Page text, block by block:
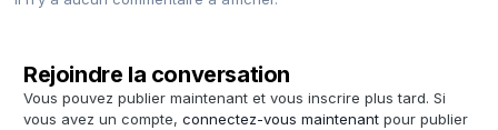
Rejoindre la conversation
Vous pouvez publier maintenant et vous inscrire plus tard. Si
vous avez un compte, connectez-vous maintenant pour publier